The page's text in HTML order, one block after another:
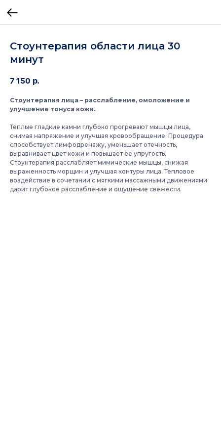
Стоунтерапия области лица 30
минут
7 150 р.
Стоунтерапия лица – расслабление, омоложение и
улучшение тонуса кожи.
Теплые гладкие камни глубоко прогревают мышцы лица,
снимая напряжение и улучшая кровообращение. Процедура
способствует лимфодренажу, уменьшает отечность,
выравнивает цвет кожи и повышает ее упругость.
Стоунтерапия расслабляет мимические мышцы, снижая
выраженность морщин и улучшая контуры лица. Тепловое
воздействие в сочетании с мягкими массажными движениями
дарит глубокое расслабление и ощущение свежести.